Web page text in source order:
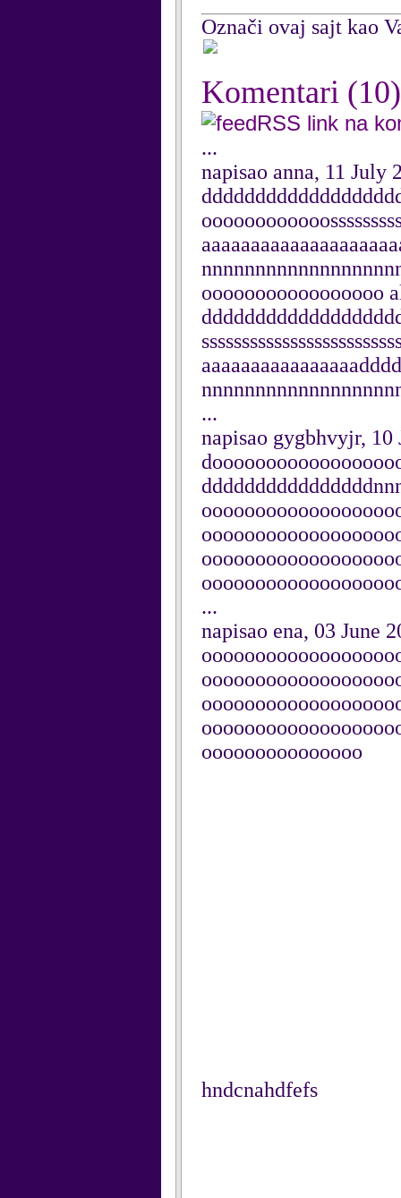
Označi ovaj sajt kao
Komentari (10)
RSS link na
...
napisao anna, 11 July
ooooooooooooooooo
...
napisao gygbhvyjr, 10
...
napisao ena, 03 June
ooooooooooooooo
hndcnahdfefs